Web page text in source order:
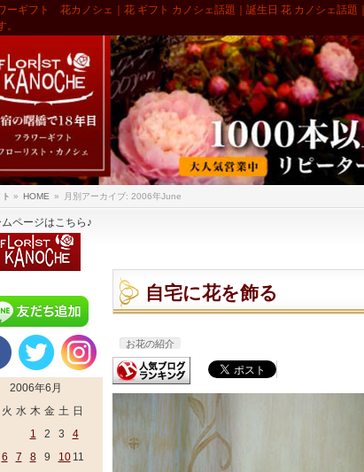
ーギフト 花カノシェ｜花 ギフト カノシェ話題｜誕生日 花 カノシェ話題
。
» HOME » 月別アーカイブ: 2006年June
自宅に花を飾る
お花の紹介
ムページはこちら♪
2006年6月
火 水 木 金 土 日
1
2 3
4
6 7 8 9 10 11